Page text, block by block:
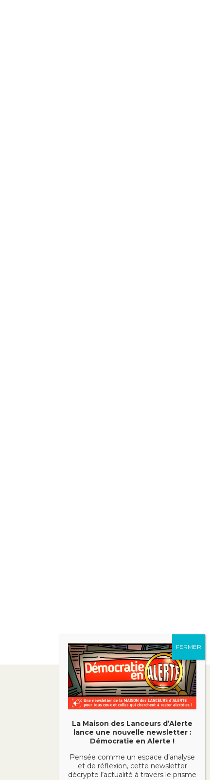
La Maison des Lanceurs d’Alerte
lance une nouvelle newsletter :
Démocratie en Alerte !
Pensée comme un espace d’analyse
et de réflexion, cette newsletter
décrypte l’actualité à travers le prisme